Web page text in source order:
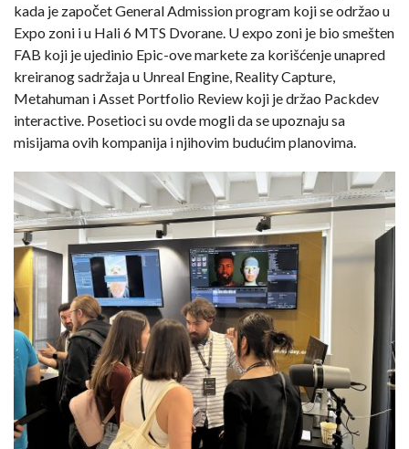
kada je započet General Admission program koji se održao u
Expo zoni i u Hali 6 MTS Dvorane. U expo zoni je bio smešten
FAB koji je ujedinio Epic-ove markete za korišćenje unapred
kreiranog sadržaja u Unreal Engine, Reality Capture,
Metahuman i Asset Portfolio Review koji je držao Packdev
interactive. Posetioci su ovde mogli da se upoznaju sa
misijama ovih kompanija i njihovim budućim planovima.